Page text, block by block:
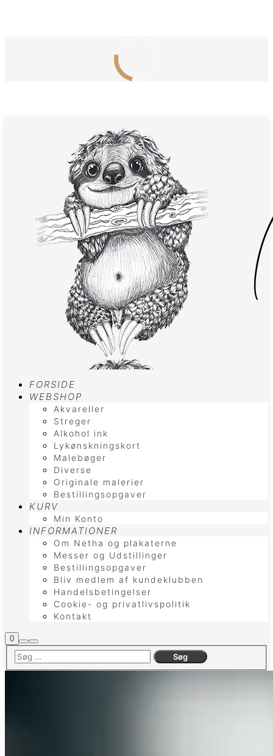
FORSIDE
WEBSHOP
Akvareller
Streger
Alkohol ink
Lykønskningskort
Malebøger
Diverse
Originale malerier
Bestillingsopgaver
KURV
Min Konto
INFORMATIONER
Om Netha og plakaterne
Messer og Udstillinger
Bestillingsopgaver
Bliv medlem af kundeklubben
Handelsbetingelser
Cookie- og privatlivspolitik
Kontakt
0Butiks
sidebar
SøgHovedmenu